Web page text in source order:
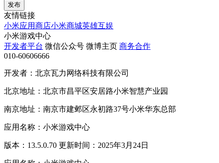
发布
友情链接
小米应用商店小米商城英雄互娱
小米游戏中心
开发者平台 微信公众号 微博主页 商务合作
010-60606666
开发者：北京瓦力网络科技有限公司
北京地址：北京市昌平区安居路小米智慧产业园
南京地址：南京市建邺区永初路37号小米华东总部
应用名称：小米游戏中心
版本：13.5.0.70 更新时间：2025年3月24日